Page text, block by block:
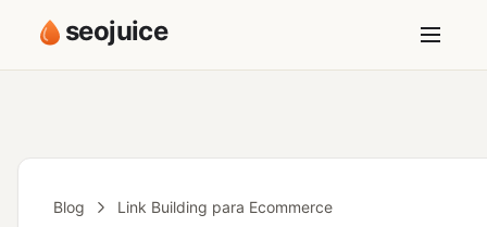
seojuice
Blog Link Building para Ecommerce